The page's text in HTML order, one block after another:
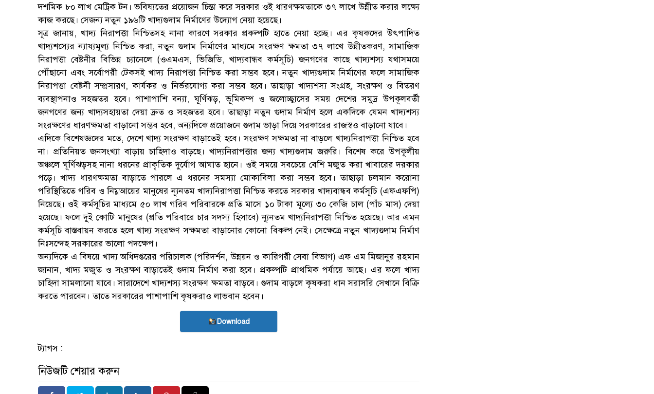
দশমিক ৮০ লাখ মেট্রিক টন। ভবিষ্যতের প্রয়োজন চিন্তা করে সরকার ওই ধারণক্ষমতাকে ৩৭ লাখে উন্নীত করার লক্ষ্যে
কাজ করছে। সেজন্য নতুন ১৯৬টি খাদ্যগুদাম নির্মাণের উদ্যোগ নেয়া হয়েছে।
সূত্র জানায়, খাদ্য নিরাপত্তা নিশ্চিতসহ নানা কারণে সরকার প্রকল্পটি হাতে নেয়া হচ্ছে। এর কৃষকদের উৎপাদিত
খাদ্যশস্যের ন্যায্যমূল্য নিশ্চিত করা, নতুন গুদাম নির্মাণের মাধ্যমে সংরক্ষণ ক্ষমতা ৩৭ লাখে উন্নীতকরণ, সামাজিক
নিরাপত্তা বেষ্টনীর বিভিন্ন চ্যানেলে (ওএমএস, ভিজিডি, খাদ্যবান্ধব কর্মসূচি) জনগণের কাছে খাদ্যশস্য যথাসময়ে
পৌঁছানো এবং সর্বোপরী টেকসই খাদ্য নিরাপত্তা নিশ্চিত করা সম্ভব হবে। নতুন খাদ্যগুদাম নির্মাণের ফলে সামাজিক
নিরাপত্তা বেষ্টনী সম্প্রসারণ, কার্যকর ও নির্ভরযোগ্য করা সম্ভব হবে। তাছাড়া খাদ্যশস্য সংগ্রহ, সংরক্ষণ ও বিতরণ
ব্যবস্থাপনাও সহজতর হবে। পাশাপাশি বন্যা, ঘূর্ণিঝড়, ভূমিকম্প ও জলোচ্ছ্বাসের সময় দেশের সমুদ্র উপকূলবর্তী
জনগণের জন্য খাদ্যসহায়তা দেয়া দ্রুত ও সহজতর হবে। তাছাড়া নতুন গুদাম নির্মাণ হলে একদিকে যেমন খাদ্যশস্য
সংরক্ষণের ধারণক্ষমতা বাড়ানো সম্ভব হবে, অন্যদিকে প্রয়োজনে গুদাম ভাড়া দিয়ে সরকারের রাজস্বও বাড়ানো যাবে।
এদিকে বিশেষজ্ঞদের মতে, দেশে খাদ্য সংরক্ষণ বাড়াতেই হবে। সংরক্ষণ সক্ষমতা না বাড়লে খাদ্যনিরাপত্তা নিশ্চিত হবে
না। প্রতিনিয়ত জনসংখ্যা বাড়ায় চাহিদাও বাড়ছে। খাদ্যনিরাপত্তার জন্য খাদ্যগুদাম জরুরি। বিশেষ করে উপকূলীয়
অঞ্চলে ঘূর্ণিঝড়সহ নানা ধরনের প্রাকৃতিক দুর্যোগ আঘাত হানে। ওই সময়ে সবচেয়ে বেশি মজুত করা খাবারের দরকার
পড়ে। খাদ্য ধারণক্ষমতা বাড়াতে পারলে এ ধরনের সমস্যা মোকাবিলা করা সম্ভব হবে। তাছাড়া চলমান করোনা
পরিস্থিতিতে গরিব ও নিম্নআয়ের মানুষের ন্যূনতম খাদ্যনিরাপত্তা নিশ্চিত করতে সরকার খাদ্যবান্ধব কর্মসূচি (এফএফপি)
নিয়েছে। ওই কর্মসূচির মাধ্যমে ৫০ লাখ গরিব পরিবারকে প্রতি মাসে ১০ টাকা মূল্যে ৩০ কেজি চাল (পাঁচ মাস) দেয়া
হয়েছে। ফলে দুই কোটি মানুষের (প্রতি পরিবারে চার সদস্য হিসাবে) ন্যূনতম খাদ্যনিরাপত্তা নিশ্চিত হয়েছে। আর এমন
কর্মসূচি বাস্তবায়ন করতে হলে খাদ্য সংরক্ষণ সক্ষমতা বাড়ানোর কোনো বিকল্প নেই। সেক্ষেত্রে নতুন খাদ্যগুদাম নির্মাণ
নিঃসন্দেহ সরকারের ভালো পদক্ষেপ।
অন্যদিকে এ বিষয়ে খাদ্য অধিদপ্তরের পরিচালক (পরিদর্শন, উন্নয়ন ও কারিগরী সেবা বিভাগ) এফ এম মিজানুর রহমান
জানান, খাদ্য মজুত ও সংরক্ষণ বাড়াতেই গুদাম নির্মাণ করা হবে। প্রকল্পটি প্রাথমিক পর্যায়ে আছে। এর ফলে খাদ্য
চাহিদা সামলানো যাবে। সারাদেশে খাদ্যশস্য সংরক্ষণ ক্ষমতা বাড়বে। গুদাম বাড়লে কৃষকরা ধান সরাসরি সেখানে বিক্রি
করতে পারবেন। তাতে সরকারের পাশাপাশি কৃষকরাও লাভবান হবেন।
Download
ট্যাগস :
নিউজটি শেয়ার করুন